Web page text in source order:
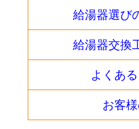
給湯器選び
給湯器交換
よくあ
お客